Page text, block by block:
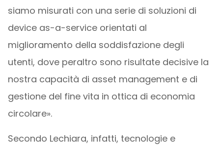
siamo misurati con una serie di soluzioni di
device as-a-service orientati al
miglioramento della soddisfazione degli
utenti, dove peraltro sono risultate decisive la
nostra capacità di asset management e di
gestione del fine vita in ottica di economia
circolare».
Secondo Lechiara, infatti, tecnologie e